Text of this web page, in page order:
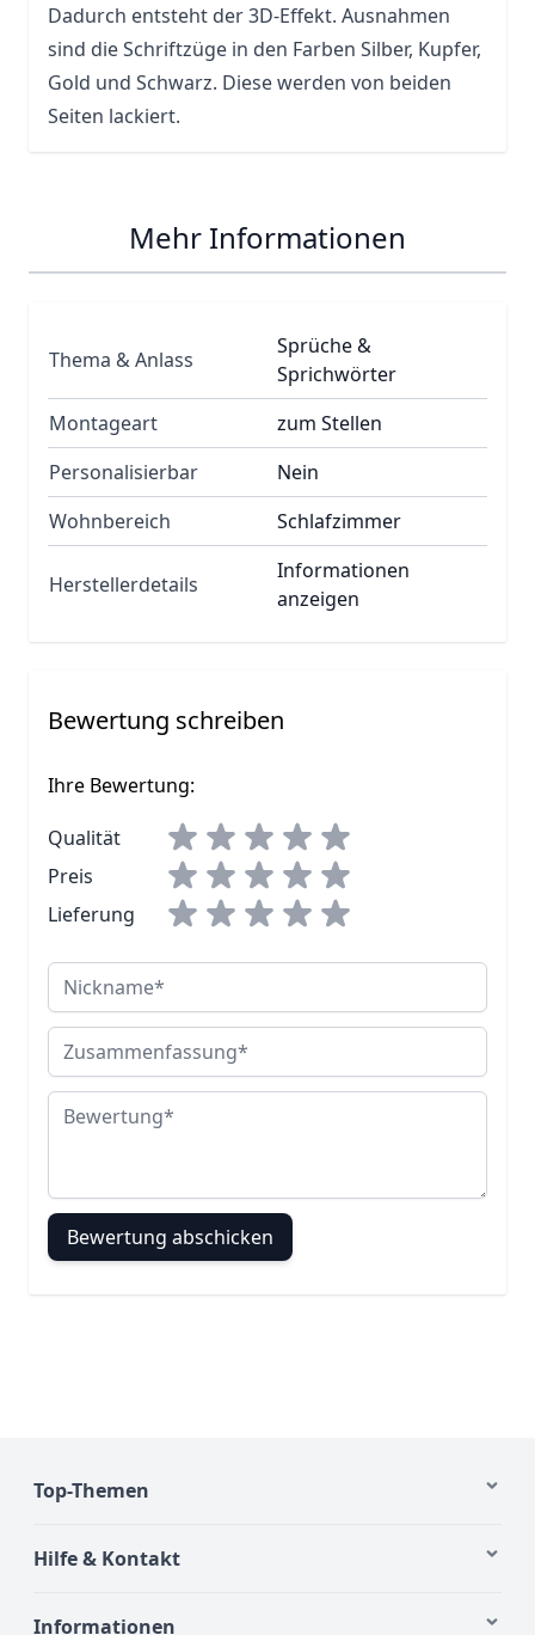
Dadurch entsteht der 3D-Effekt. Ausnahmen
sind die Schriftzüge in den Farben Silber, Kupfer,
Gold und Schwarz. Diese werden von beiden
Seiten lackiert.
Mehr Informationen
Thema & Anlass
Sprüche &
Sprichwörter
Montageart
zum Stellen
Personalisierbar
Nein
Wohnbereich
Schlafzimmer
Herstellerdetails
Informationen
anzeigen
Bewertung schreiben
Ihre Bewertung:
Qualität
Preis
Lieferung
Nickname
Zusammenfassung
Bewertung
Bewertung abschicken
Top-Themen
Hilfe & Kontakt
Informationen